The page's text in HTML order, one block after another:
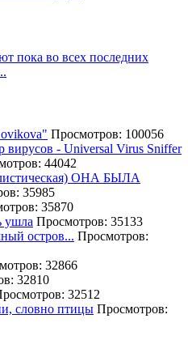
пока во всех последних
Просмотров: 100056
- Universal Virus Sniffer
44042
ОНА БЫЛА
35985
35870
ушла Просмотров: 35133
остров... Просмотров:
32866
32810
32512
словно птицы Просмотров: